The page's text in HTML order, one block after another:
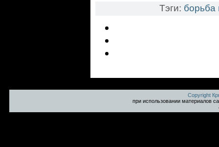
Тэги: борьба
Copyright
при использовании материалов